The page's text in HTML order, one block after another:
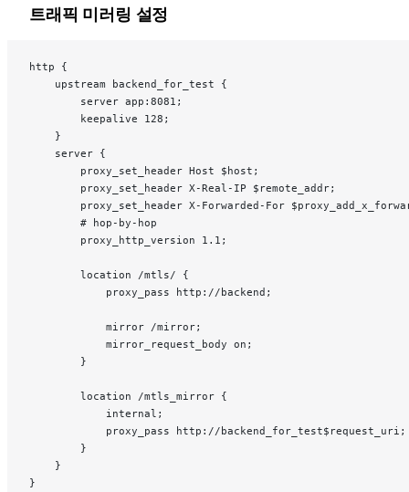
트래픽 미러링 설정
http {
    upstream backend_for_test {
        server app:8081;
        keepalive 128;
    }
    server {
        proxy_set_header Host $host;
        proxy_set_header X-Real-IP $remote_addr;
proxy_set_header X-Forwarded-For
        # hop-by-hop
        proxy_http_version 1.1;
        location /mtls/ {
            proxy_pass http://backend;
            mirror /mirror;
            mirror_request_body on;
        }
        location /mtls_mirror {
            internal;
            proxy_pass http://backend_for_test$request_uri;
        }
    }
}